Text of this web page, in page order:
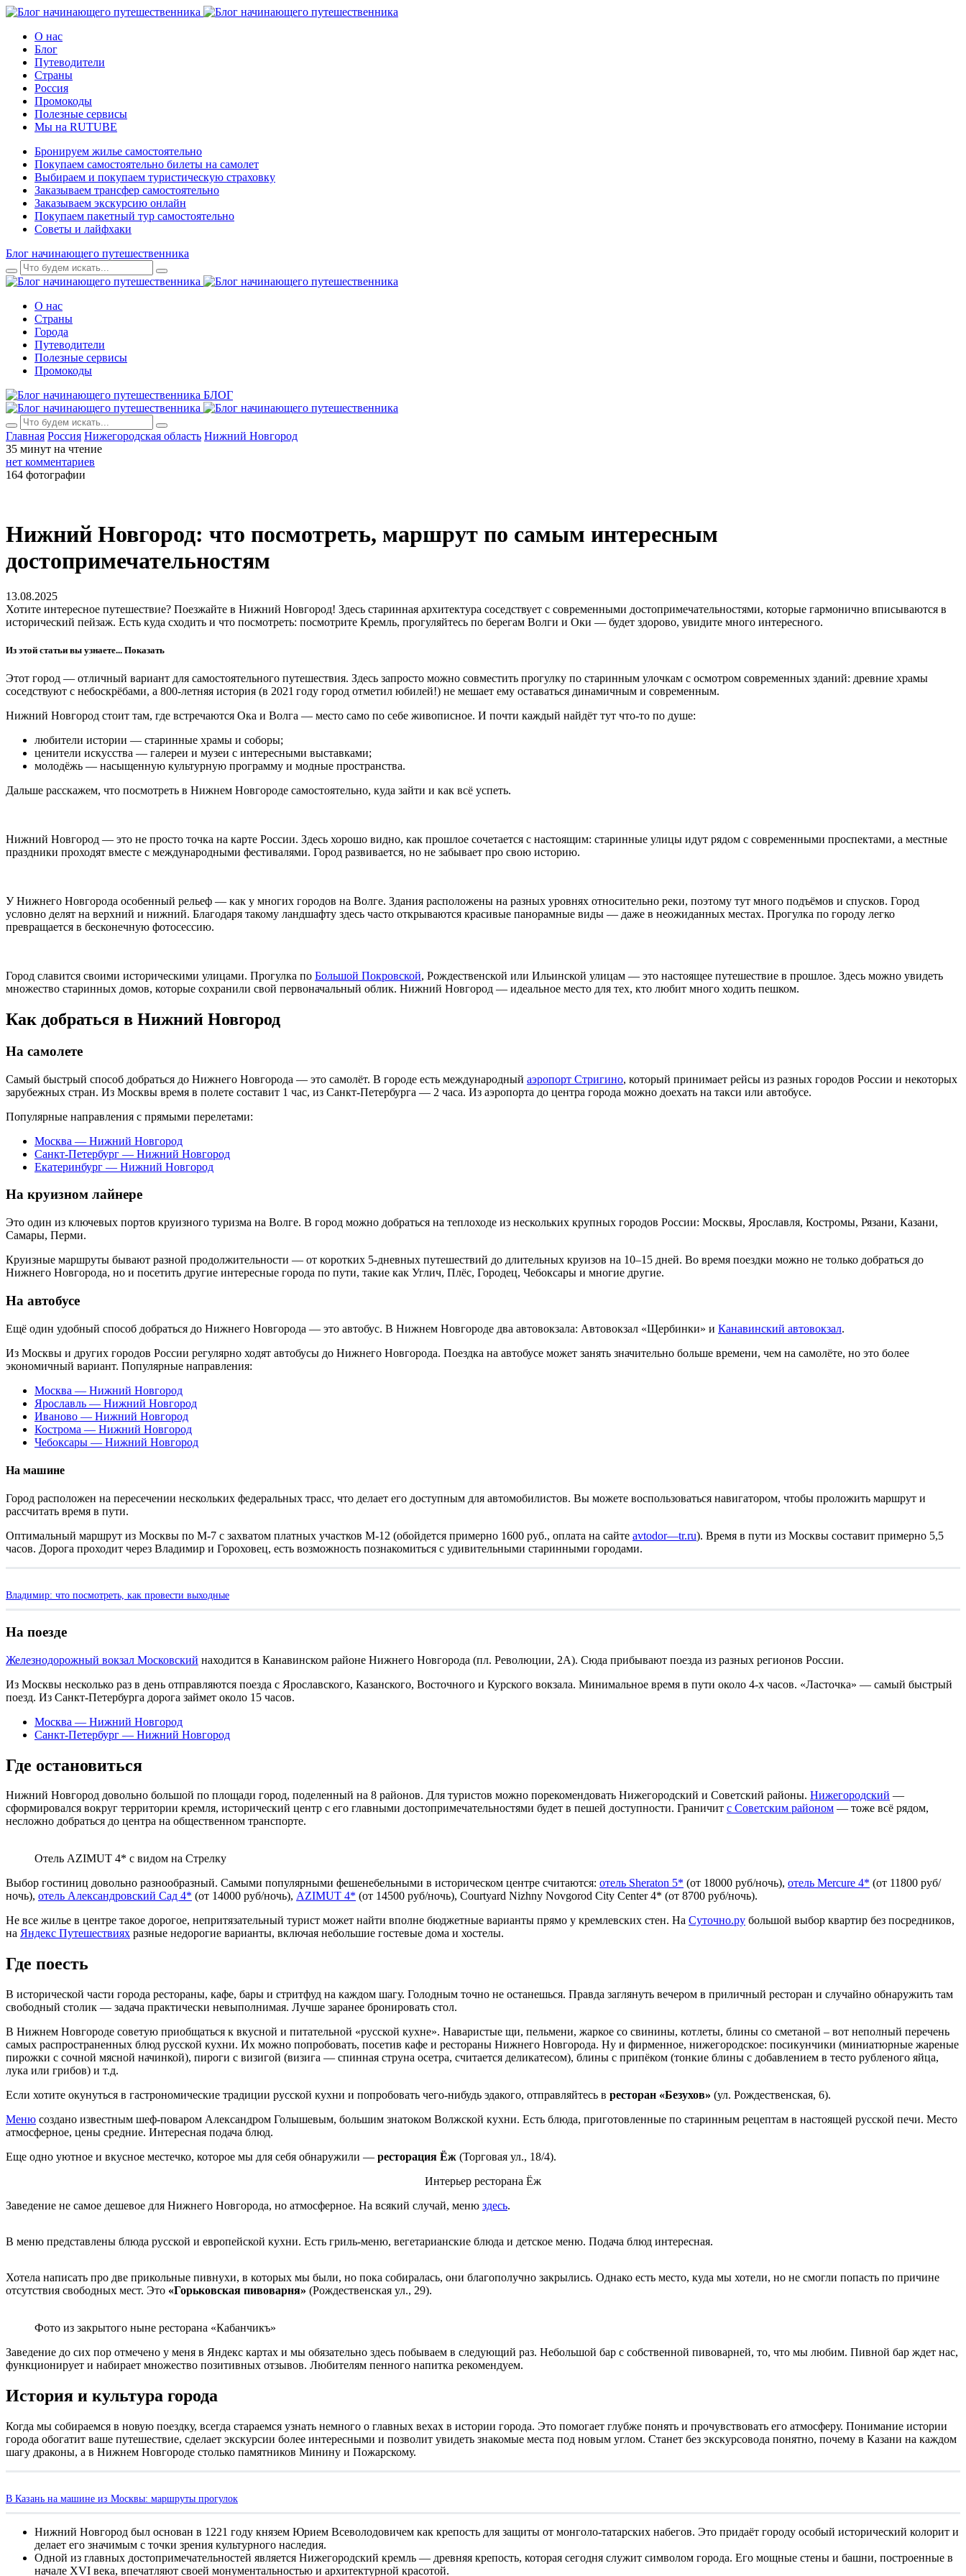
О нас
Блог
Путеводители
Страны
Россия
Промокоды
Полезные сервисы
Мы на RUTUBE
Бронируем жилье самостоятельно
Покупаем самостоятельно билеты на самолет
Выбираем и покупаем туристическую страховку
Заказываем трансфер самостоятельно
Заказываем экскурсию онлайн
Покупаем пакетный тур самостоятельно
Советы и лайфхаки
Блог начинающего путешественника
О нас
Страны
Города
Путеводители
Полезные сервисы
Промокоды
БЛОГ
Главная Россия Нижегородская область Нижний Новгород
35 минут на чтение
нет комментариев
164 фотографии
Нижний Новгород: что посмотреть, маршрут по самым интересным
достопримечательностям
13.08.2025
Хотите интересное путешествие? Поезжайте в Нижний Новгород! Здесь старинная архитектура соседствует с современными достопримечательностями, которые гармонично вписываются в
исторический пейзаж. Есть куда сходить и что посмотреть: посмотрите Кремль, прогуляйтесь по берегам Волги и Оки — будет здорово, увидите много интересного.
Из этой статьи вы узнаете... Показать
Этот город — отличный вариант для самостоятельного путешествия. Здесь запросто можно совместить прогулку по старинным улочкам с осмотром современных зданий: древние храмы
соседствуют с небоскрёбами, а 800‑летняя история (в 2021 году город отметил юбилей!) не мешает ему оставаться динамичным и современным.
Нижний Новгород стоит там, где встречаются Ока и Волга — место само по себе живописное. И почти каждый найдёт тут что‑то по душе:
любители истории — старинные храмы и соборы;
ценители искусства — галереи и музеи с интересными выставками;
молодёжь — насыщенную культурную программу и модные пространства.
Дальше расскажем, что посмотреть в Нижнем Новгороде самостоятельно, куда зайти и как всё успеть.
Нижний Новгород — это не просто точка на карте России. Здесь хорошо видно, как прошлое сочетается с настоящим: старинные улицы идут рядом с современными проспектами, а местные
праздники проходят вместе с международными фестивалями. Город развивается, но не забывает про свою историю.
У Нижнего Новгорода особенный рельеф — как у многих городов на Волге. Здания расположены на разных уровнях относительно реки, поэтому тут много подъёмов и спусков. Город
условно делят на верхний и нижний. Благодаря такому ландшафту здесь часто открываются красивые панорамные виды — даже в неожиданных местах. Прогулка по городу легко
превращается в бесконечную фотосессию.
Город славится своими историческими улицами. Прогулка по Большой Покровской, Рождественской или Ильинской улицам — это настоящее путешествие в прошлое. Здесь можно увидеть
множество старинных домов, которые сохранили свой первоначальный облик. Нижний Новгород — идеальное место для тех, кто любит много ходить пешком.
Как добраться в Нижний Новгород
На самолете
Самый быстрый способ добраться до Нижнего Новгорода — это самолёт. В городе есть международный аэропорт Стригино, который принимает рейсы из разных городов России и некоторых
зарубежных стран. Из Москвы время в полете составит 1 час, из Санкт-Петербурга — 2 часа. Из аэропорта до центра города можно доехать на такси или автобусе.
Популярные направления с прямыми перелетами:
Москва — Нижний Новгород
Санкт-Петербург — Нижний Новгород
Екатеринбург — Нижний Новгород
На круизном лайнере
Это один из ключевых портов круизного туризма на Волге. В город можно добраться на теплоходе из нескольких крупных городов России: Москвы, Ярославля, Костромы, Рязани, Казани,
Самары, Перми.
Круизные маршруты бывают разной продолжительности — от коротких 5-дневных путешествий до длительных круизов на 10–15 дней. Во время поездки можно не только добраться до
Нижнего Новгорода, но и посетить другие интересные города по пути, такие как Углич, Плёс, Городец, Чебоксары и многие другие.
На автобусе
Ещё один удобный способ добраться до Нижнего Новгорода — это автобус. В Нижнем Новгороде два автовокзала: Автовокзал «Щербинки» и Канавинский автовокзал.
Из Москвы и других городов России регулярно ходят автобусы до Нижнего Новгорода. Поездка на автобусе может занять значительно больше времени, чем на самолёте, но это более
экономичный вариант. Популярные направления:
Москва — Нижний Новгород
Ярославль — Нижний Новгород
Иваново — Нижний Новгород
Кострома — Нижний Новгород
Чебоксары — Нижний Новгород
На машине
Город расположен на пересечении нескольких федеральных трасс, что делает его доступным для автомобилистов. Вы можете воспользоваться навигатором, чтобы проложить маршрут и
рассчитать время в пути.
Оптимальный маршрут из Москвы по М-7 с захватом платных участков М-12 (обойдется примерно 1600 руб., оплата на сайте avtodor—tr.ru). Время в пути из Москвы составит примерно 5,5
часов. Дорога проходит через Владимир и Гороховец, есть возможность познакомиться с удивительными старинными городами.
Владимир: что посмотреть, как провести выходные
На поезде
Железнодорожный вокзал Московский находится в Канавинском районе Нижнего Новгорода (пл. Революции, 2А). Сюда прибывают поезда из разных регионов России.
Из Москвы несколько раз в день отправляются поезда с Ярославского, Казанского, Восточного и Курского вокзала. Минимальное время в пути около 4-х часов. «Ласточка» — самый быстрый
поезд. Из Санкт-Петербурга дорога займет около 15 часов.
Москва — Нижний Новгород
Санкт-Петербург — Нижний Новгород
Где остановиться
Нижний Новгород довольно большой по площади город, поделенный на 8 районов. Для туристов можно порекомендовать Нижегородский и Советский районы. Нижегородский —
сформировался вокруг территории кремля, исторический центр с его главными достопримечательностями будет в пешей доступности. Граничит с Советским районом — тоже всё рядом,
несложно добраться до центра на общественном транспорте.
Отель AZIMUT 4* с видом на Стрелку
Выбор гостиниц довольно разнообразный. Самыми популярными фешенебельными в историческом центре считаются: отель Sheraton 5* (от 18000 руб/ночь), отель Mercure 4* (от 11800 руб/
ночь), отель Александровский Сад 4* (от 14000 руб/ночь), AZIMUT 4* (от 14500 руб/ночь), Courtyard Nizhny Novgorod City Center 4* (от 8700 руб/ночь).
Не все жилье в центре такое дорогое, непритязательный турист может найти вполне бюджетные варианты прямо у кремлевских стен. На Суточно.ру большой выбор квартир без посредников,
на Яндекс Путешествиях разные недорогие варианты, включая небольшие гостевые дома и хостелы.
Где поесть
В исторической части города рестораны, кафе, бары и стритфуд на каждом шагу. Голодным точно не останешься. Правда заглянуть вечером в приличный ресторан и случайно обнаружить там
свободный столик — задача практически невыполнимая. Лучше заранее бронировать стол.
В Нижнем Новгороде советую приобщаться к вкусной и питательной «русской кухне». Наваристые щи, пельмени, жаркое со свинины, котлеты, блины со сметаной – вот неполный перечень
самых распространенных блюд русской кухни. Их можно попробовать, посетив кафе и рестораны Нижнего Новгорода. Ну и фирменное, нижегородское: посикунчики (миниатюрные жареные
пирожки с сочной мясной начинкой), пироги с визигой (визига — спинная струна осетра, считается деликатесом), блины с припёком (тонкие блины с добавлением в тесто рубленого яйца,
лука или грибов) и т.д.
Если хотите окунуться в гастрономические традиции русской кухни и попробовать чего-нибудь эдакого, отправляйтесь в ресторан «Безухов» (ул. Рождественская, 6).
Меню создано известным шеф-поваром Александром Голышевым, большим знатоком Волжской кухни. Есть блюда, приготовленные по старинным рецептам в настоящей русской печи. Место
атмосферное, цены средние. Интересная подача блюд.
Еще одно уютное и вкусное местечко, которое мы для себя обнаружили — ресторация Ёж (Торговая ул., 18/4).
Интерьер ресторана Ёж
Заведение не самое дешевое для Нижнего Новгорода, но атмосферное. На всякий случай, меню здесь.
В меню представлены блюда русской и европейской кухни. Есть гриль-меню, вегетарианские блюда и детское меню. Подача блюд интересная.
Хотела написать про две прикольные пивнухи, в которых мы были, но пока собиралась, они благополучно закрылись. Однако есть место, куда мы хотели, но не смогли попасть по причине
отсутствия свободных мест. Это «Горьковская пивоварня» (Рождественская ул., 29).
Фото из закрытого ныне ресторана «Кабанчикъ»
Заведение до сих пор отмечено у меня в Яндекс картах и мы обязательно здесь побываем в следующий раз. Небольшой бар с собственной пивоварней, то, что мы любим. Пивной бар ждет нас,
функционирует и набирает множество позитивных отзывов. Любителям пенного напитка рекомендуем.
История и культура города
Когда мы собираемся в новую поездку, всегда стараемся узнать немного о главных вехах в истории города. Это помогает глубже понять и прочувствовать его атмосферу. Понимание истории
города обогатит ваше путешествие, сделает экскурсии более интересными и позволит увидеть знакомые места под новым углом. Станет без экскурсовода понятно, почему в Казани на каждом
шагу драконы, а в Нижнем Новгороде столько памятников Минину и Пожарскому.
В Казань на машине из Москвы: маршруты прогулок
Нижний Новгород был основан в 1221 году князем Юрием Всеволодовичем как крепость для защиты от монголо-татарских набегов. Это придаёт городу особый исторический колорит и
делает его значимым с точки зрения культурного наследия.
Одной из главных достопримечательностей является Нижегородский кремль — древняя крепость, которая сегодня служит символом города. Его мощные стены и башни, построенные в
начале XVI века, впечатляют своей монументальностью и архитектурной красотой.